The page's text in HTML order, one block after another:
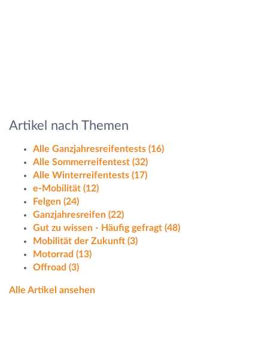
Artikel nach Themen
Alle Ganzjahresreifentests (16)
Alle Sommerreifentest (32)
Alle Winterreifentests (17)
e-Mobilität (12)
Felgen (24)
Ganzjahresreifen (22)
Gut zu wissen - Häufig gefragt (48)
Mobilität der Zukunft (3)
Motorrad (13)
Offroad (3)
Alle Artikel ansehen